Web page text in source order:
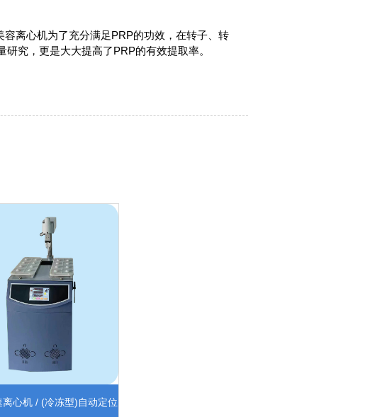
离心机为了充分满足PRP的功效，在转子、转
究，更是大大提高了PRP的有效提取率。
离心机 / (冷冻型)自动定位